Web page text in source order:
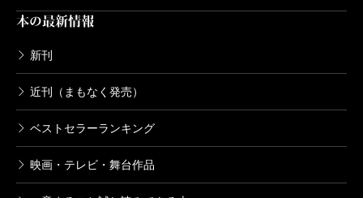
本の最新情報
新刊
近刊（まもなく発売）
ベストセラーランキング
映画・テレビ・舞台作品